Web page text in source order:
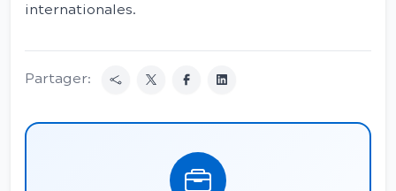
internationales.
Partager: